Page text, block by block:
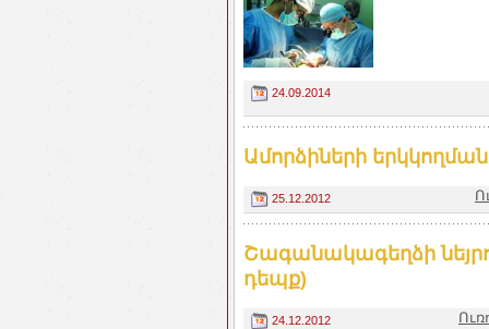
24.09.2014
Ամորձիների
25.12.2012
Շագանակագեղձի
դեպք)
24.12.2012